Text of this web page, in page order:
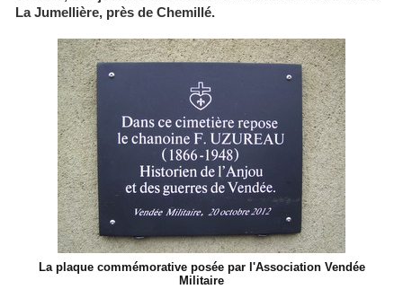
La Jumellière, près de Chemillé.
La plaque commémorative posée par l'Association Vendée
Militaire